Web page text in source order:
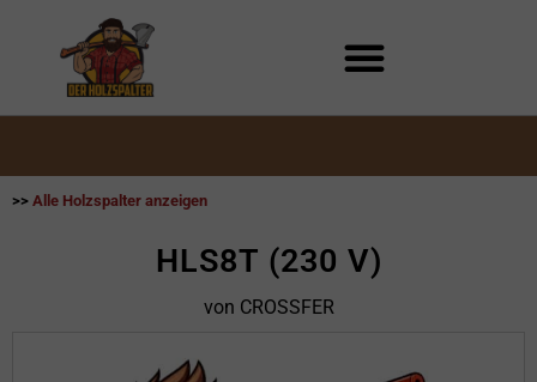
>> Alle Holzspalter anzeigen
HLS8T (230 V)
von CROSSFER